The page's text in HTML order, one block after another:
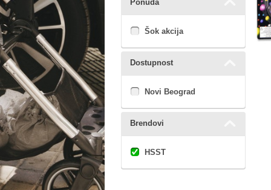
Ponuda
Šok akcija
Dostupnost
Novi Beograd
Brendovi
HSST